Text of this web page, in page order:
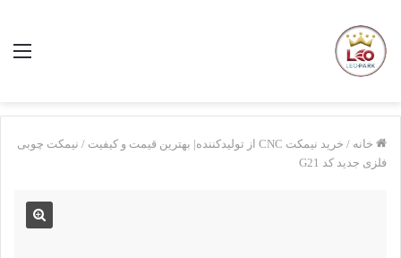
خانه / خرید نیمکت CNC از تولیدکننده| بهترین قیمت و کیفیت / نیمکت چوبی
فلزی جدید کد G21